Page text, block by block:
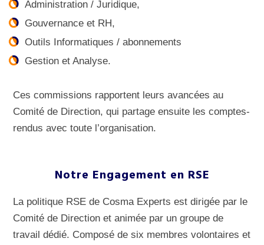
Administration / Juridique,
Gouvernance et RH,
Outils Informatiques / abonnements
Gestion et Analyse.
Ces commissions rapportent leurs avancées au
Comité de Direction, qui partage ensuite les comptes-
rendus avec toute l’organisation.
Notre Engagement en RSE
La politique RSE de Cosma Experts est dirigée par le
Comité de Direction et animée par un groupe de
travail dédié. Composé de six membres volontaires et